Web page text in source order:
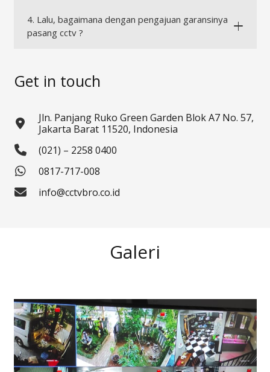
4. Lalu, bagaimana dengan pengajuan garansinya
pasang cctv ?
Get in touch
Jln. Panjang Ruko Green Garden Blok A7 No. 57,
Jakarta Barat 11520, Indonesia
(021) – 2258 0400
0817-717-008
info@cctvbro.co.id
Galeri